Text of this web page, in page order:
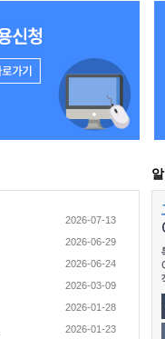
2026-07-13
2026-06-29
2026-06-24
2026-03-09
2026-01-28
2026-01-23